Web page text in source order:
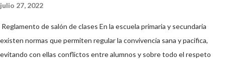
julio 27, 2022
Reglamento de salón de clases En la escuela primaria y secundaria
existen normas que permiten regular la convivencia sana y pacifica,
evitando con ellas conflictos entre alumnos y sobre todo el respeto